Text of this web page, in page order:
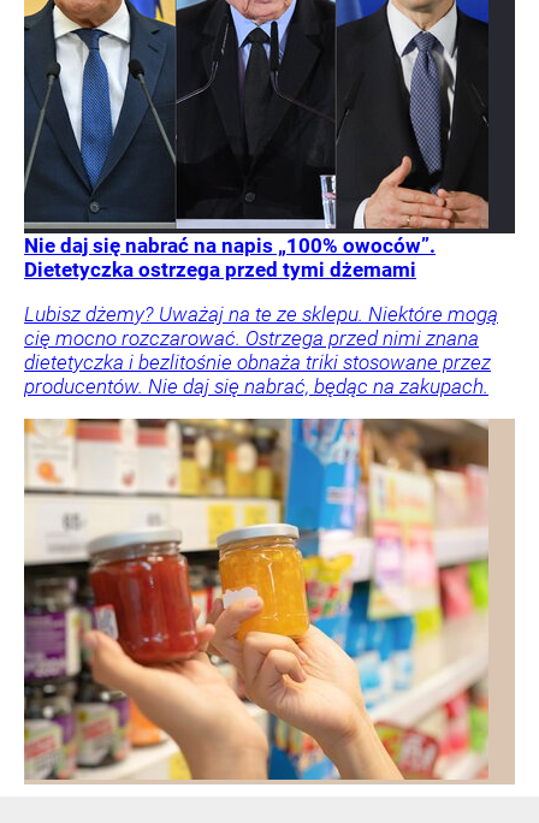
Nie daj się nabrać na napis „100% owoców”.
Dietetyczka ostrzega przed tymi dżemami
Lubisz dżemy? Uważaj na te ze sklepu. Niektóre mogą
cię mocno rozczarować. Ostrzega przed nimi znana
dietetyczka i bezlitośnie obnaża triki stosowane przez
producentów. Nie daj się nabrać, będąc na zakupach.